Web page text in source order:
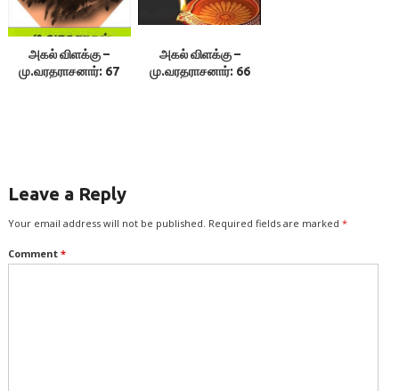
அகல் விளக்கு –
மு.வரதராசனார்: 67
அகல் விளக்கு –
மு.வரதராசனார்: 66
Leave a Reply
Your email address will not be published. Required fields are marked *
Comment *